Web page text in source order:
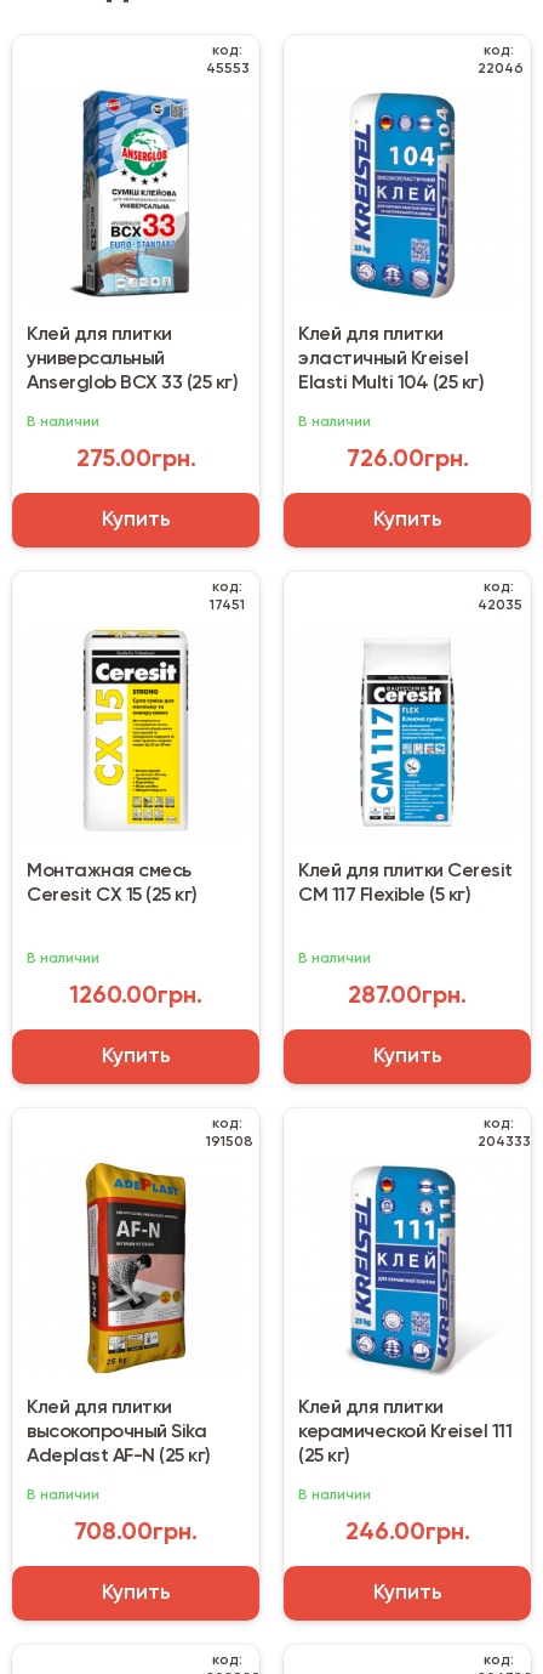
код:
45553
Клей для плитки
универсальный
Anserglob BCX 33 (25 кг)
В наличии
275.00грн.
Купить
код:
22046
Клей для плитки
эластичный Kreisel
Elasti Multi 104 (25 кг)
В наличии
726.00грн.
Купить
код:
17451
Монтажная смесь
Ceresit CX 15 (25 кг)
В наличии
1260.00грн.
Купить
код:
42035
Клей для плитки Ceresit
CM 117 Flexible (5 кг)
В наличии
287.00грн.
Купить
код:
191508
Клей для плитки
высокопрочный Sika
Adeplast AF-N (25 кг)
В наличии
708.00грн.
Купить
код:
204333
Клей для плитки
керамической Kreisel 111
(25 кг)
В наличии
246.00грн.
Купить
код:
код: